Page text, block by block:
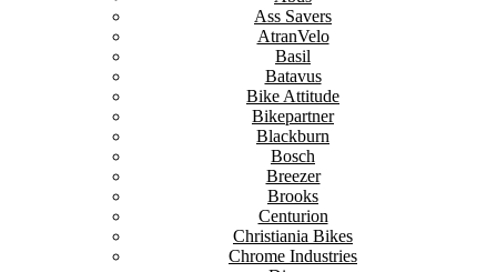
Ass Savers
AtranVelo
Basil
Batavus
Bike Attitude
Bikepartner
Blackburn
Bosch
Breezer
Brooks
Centurion
Christiania Bikes
Chrome Industries